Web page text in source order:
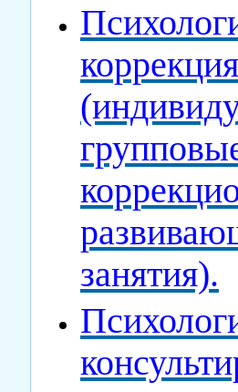
коррекция
занятия).